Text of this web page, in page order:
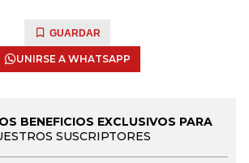
GUARDAR
UNIRSE A WHATSAPP
BENEFICIOS EXCLUSIVOS PARA
SUSCRIPTORES